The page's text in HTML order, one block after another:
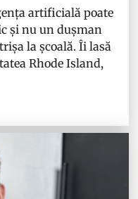
artificială poate
și nu un dușman
la școală. Îi lasă
Rhode Island,